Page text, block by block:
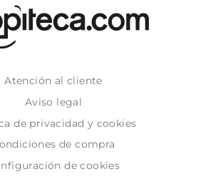
Atención al cliente
Aviso legal
de privacidad y cookies
de compra
de cookies